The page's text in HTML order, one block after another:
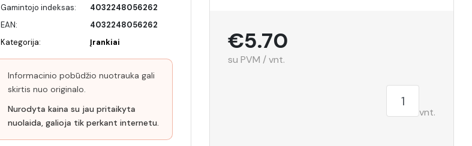
Gamintojo indeksas:
4032248056262
EAN:
4032248056262
Kategorija:
Įrankiai
Informacinio pobūdžio nuotrauka gali
skirtis nuo originalo.
Nurodyta kaina su jau pritaikyta
nuolaida, galioja tik perkant internetu.
€5.70
su PVM / vnt.
vnt.